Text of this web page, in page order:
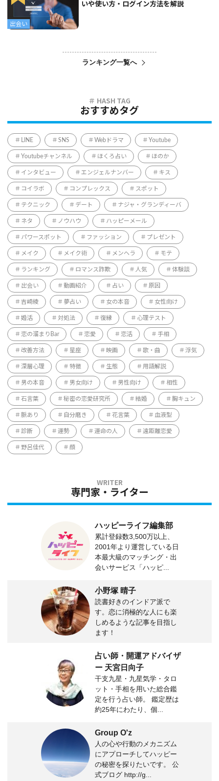
出会い
いや使い方・ログイン方法を解説
ランキング一覧へ
おすすめタグ
LINE SNS Webドラマ Youtube
Youtubeチャンネル ほくろ占い ほのか
インタビュー エンジェルナンバー キス
コイラボ コンプレックス スポット
テクニック デート ナジャ・グランディーバ
ネタ ノウハウ ハッピーメール
パワースポット ファッション プレゼント
メイク メイク術 メンヘラ モテ
ランキング ロマンス詐欺 人気 体験談
出会い 動画紹介 占い 原因
吉崎綾 夢占い 女の本音 女性向け
婚活 対処法 復縁 心理テスト
恋の溜まりBar 恋愛 恋活 手相
改善方法 星座 映画 歌・曲 浮気
深層心理 特徴 生態 用語解説
男の本音 男女向け 男性向け 相性
石言葉 秘密の恋愛研究所 結婚 胸キュン
脈あり 自分磨き 花言葉 血液型
診断 運勢 運命の人 遠距離恋愛
野呂佳代 顔
専門家・ライター
ハッピーライフ編集部
累計登録数3,500万以上、
2001年より運営している日
本最大級のマッチング・出
会いサービス「ハッピ...
小野塚 晴子
読書好きのインドア派で
す。恋に消極的な人にも楽
しめるような記事を目指し
ます！
占い師・開運アドバイザ
ー 天宮日向子
干支九星・九星気学・タロ
ット・手相を用いた総合鑑
定を行う占い師。 鑑定歴は
約25年にわたり、個...
Group O'z
人の心や行動のメカニズム
にアプローチしてハッピー
の秘密を探りたいです。 公
式ブログ http://g...